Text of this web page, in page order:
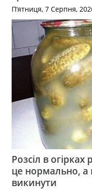
П’ятниця, 7 Серпня,
Розсіл в
це нормально,
викинути